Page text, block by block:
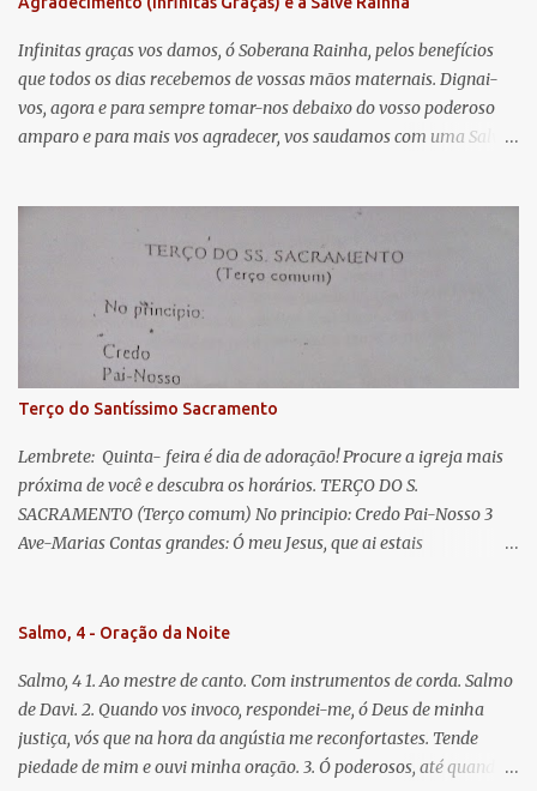
t
á
r
i
o
Infinitas graças vos damos, ó Soberana Rainha, pelos benefícios
que todos os dias recebemos de vossas mãos maternais. Dignai-
vos, agora e para sempre tomar-nos debaixo do vosso poderoso
amparo e para mais vos agradecer, vos saudamos com uma Salve
lágrimas. Eia, pois, Advogada nossa, estes vossos olhos
misericordiosos a nós volvei, e depois deste desterro, mostrai-nos
Jesus. Bendito é o fruto do vosso ventre, ó clemente, ó piedosa, ó
doce e sempre Virgem Maria. Rogai por nós Santa Mãe de Deus.
Para que sejamos dignos das promessas de Cristo. Amém.
Terço do Santíssimo Sacramento
Lembrete: Quinta- feira é dia de adoração! Procure a igreja mais
próxima de você e descubra os horários. TERÇO DO S.
SACRAMENTO (Terço comum) No principio: Credo Pai-Nosso 3
Ave-Marias Contas grandes: Ó meu Jesus, que ai estais
Vós morra eu! Nas contas pequenas: Sacramento de Amor!
que nos salva, dá-nos Vossa força, Vosso perdão e a Vossa
misericórdia. (no fim) Rezar 3 vezes: Louvores e graças se deem a
cada momento ao Santíssimo e Diviníssimo Sacramento.
Salmo, 4 - Oração da Noite
Salmo, 4 1. Ao mestre de canto. Com instrumentos de corda. Salmo
de Davi. 2. Quando vos invoco, respondei-me, ó Deus de minha
justiça, vós que na hora da angústia me reconfortastes. Tende
piedade de mim e ouvi minha oração. 3. Ó poderosos, até quando